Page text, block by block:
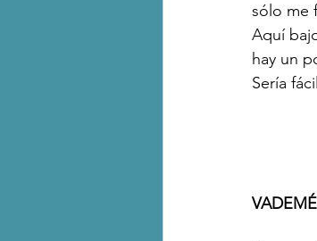
sólo me
Aquí
hay un
Sería